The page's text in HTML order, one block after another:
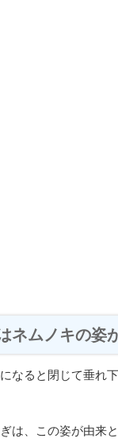
ネムノキの姿
なると閉じて垂れ
は、この姿が由来